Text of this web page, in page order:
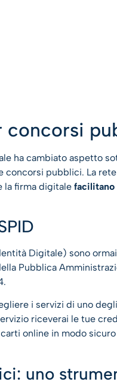
concorsi
ha cambiato aspetto
concorsi pubblici. La
la firma digitale facilitano
Digitale) sono
Pubblica
i servizi di uno degli
riceverai le tue
online in modo
uno